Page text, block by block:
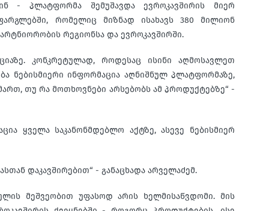
- პლატფორმა შემუშავდა ევროკავშირის მიერ
რომელიც მიზნად ისახავს 380 მილიონ
რეგიონსა და ევროკავშირში.
კონკრეტულად, როდესაც ისინი აღმოსავლეთ
ნებისმიერი ინფორმაცია აღნიშნულ პლატფორმაზე,
თუ რა მოთხოვნები არსებობს ამ პროდუქტებზე“ -
ყველა საკანონმდებლო აქტზე, ასევე ნებისმიერ
დაკავშირებით“ - განაცხადა არველაძემ.
მეშვეობით უფასოდ არის ხელმისაწვდომი. მის